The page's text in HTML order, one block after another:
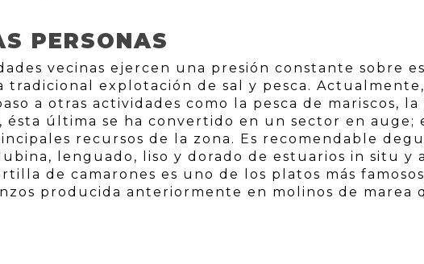
PERSONAS
vecinas ejercen una presión constante sobre
tradicional explotación de sal y pesca.
a otras actividades como la pesca de mariscos,
última se ha convertido en un sector en auge;
recursos de la zona. Es recomendable
lenguado, liso y dorado de estuarios in situ y
de camarones es uno de los platos más
producida anteriormente en molinos de marea